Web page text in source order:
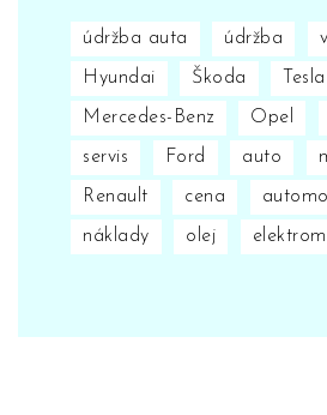
údržba auta údržba
Hyundai Škoda Tesla
Mercedes-Benz Opel
servis Ford auto
Renault cena
náklady olej